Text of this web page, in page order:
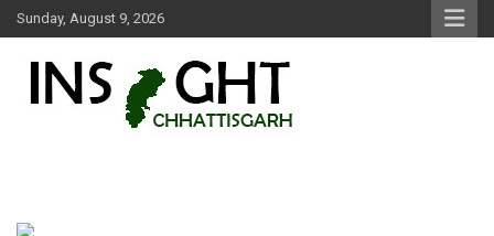
Skip
to
Sunday, August 9, 2026